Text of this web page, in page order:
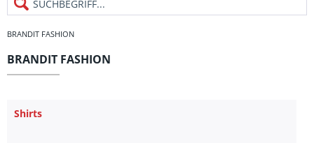
BRANDIT FASHION
BRANDIT FASHION
Shirts